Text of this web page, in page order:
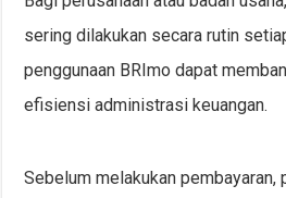
sering dilakukan secara rutin
penggunaan BRImo dapat
efisiensi administrasi keuangan.
Sebelum melakukan pembayaran,